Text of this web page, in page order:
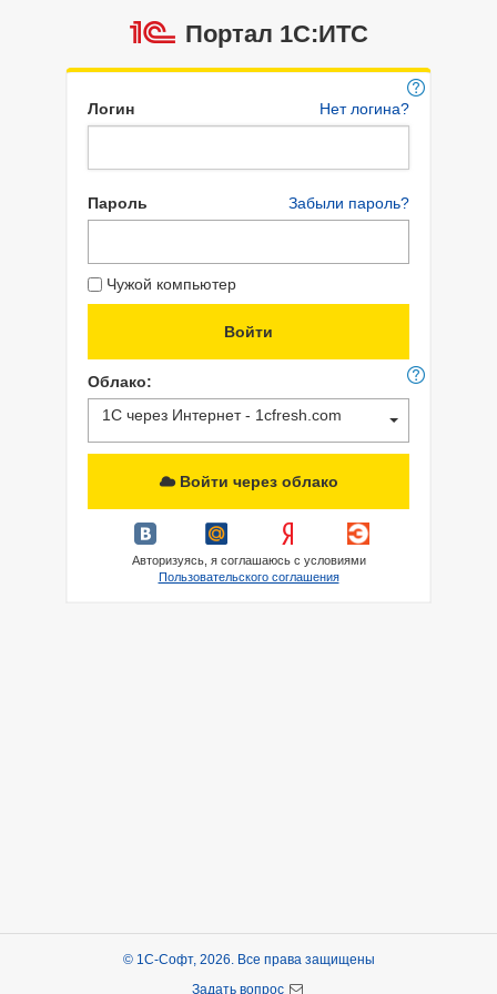
Портал 1C:ИТС
Логин Нет логина?
Пароль Забыли пароль?
Чужой компьютер
Облако:
1С через Интернет - 1cfresh.com
Войти через облако
Авторизуясь, я соглашаюсь с условиями
Пользовательского соглашения
© 1С-Софт, 2026. Все права защищены
Задать вопрос